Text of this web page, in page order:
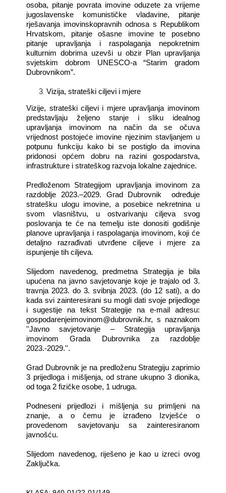
osoba, pitanje povrata imovine oduzete za vrijeme
jugoslavenske komunističke vladavine, pitanje
rješavanja imovinskopravnih odnosa s Republikom
Hrvatskom, pitanje ošasne imovine te posebno
pitanje upravljanja i raspolaganja nepokretnim
kulturnim dobrima uzevši u obzir Plan upravljanja
svjetskim dobrom UNESCO-a “Starim gradom
Dubrovnikom”.
Vizija, strateški ciljevi i mjere
Vizije, strateški ciljevi i mjere upravljanja imovinom
predstavljaju željeno stanje i sliku idealnog
upravljanja imovinom na način da se očuva
vrijednost postojeće imovine njezinim stavljanjem u
potpunu funkciju kako bi se postiglo da imovina
pridonosi općem dobru na razini gospodarstva,
infrastrukture i strateškog razvoja lokalne zajednice.
Predloženom Strategijom upravljanja imovinom za
razdoblje 2023.–2029. Grad Dubrovnik
određuje
stratešku ulogu imovine, a posebice nekretnina u
svom vlasništvu, u ostvarivanju ciljeva svog
poslovanja te će na temelju iste donositi godišnje
planove upravljanja i raspolaganja imovinom, koji će
detaljno razrađivati utvrđene ciljeve i mjere za
ispunjenje tih ciljeva.
Slijedom navedenog, predmetna Strategija je bila
upućena na javno savjetovanje koje je trajalo od 3.
travnja 2023. do 3. svibnja 2023. (do 12 sati), a do
kada svi zainteresirani su mogli dati svoje prijedloge
i sugestije na tekst Strategije na e-mail adresu:
gospodarenjeimovinom@dubrovnik.hr, s naznakom
''Javno savjetovanje – Strategija upravljanja
imovinom Grada Dubrovnika za razdoblje
2023.-2029.''.
Grad Dubrovnik je na predloženu Strategiju zaprimio
3 prijedloga i mišljenja, od strane ukupno 3 dionika,
od toga 2 fizičke osobe, 1 udruga.
Podneseni prijedlozi i mišljenja su primljeni na
znanje, a o čemu je izrađeno Izvješće o
provedenom savjetovanju sa zainteresiranom
javnošću.
Slijedom navedenog, riješeno je kao u izreci ovog
Zaključka.